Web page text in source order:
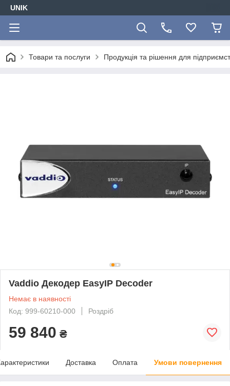
UNIK
Товари та послуги Продукція та рішення для
Vaddio Декодер EasyIP Decoder
Немає в наявності
Код: 999-60210-000
Роздріб
59 840 ₴
Доставка Оплата Умови повернення